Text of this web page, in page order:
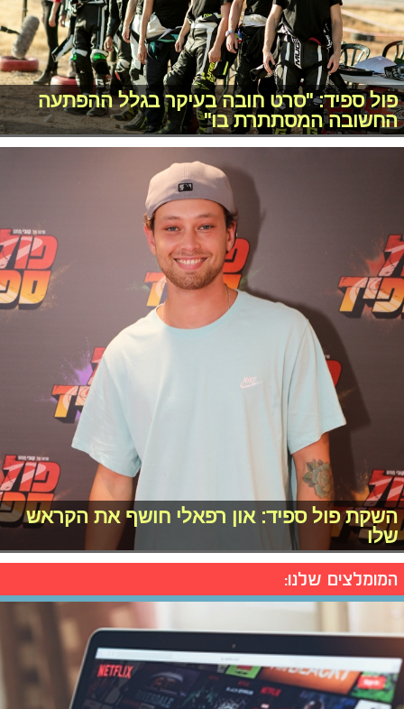
פול ספיד: "סרט חובה בעיקר בגלל ההפתעה
החשובה המסתתרת בו"
השקת פול ספיד: און רפאלי חושף את הקראש
שלו
המומלצים שלנו: